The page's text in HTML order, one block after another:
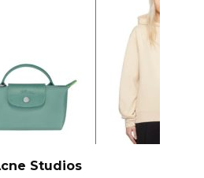
Studios